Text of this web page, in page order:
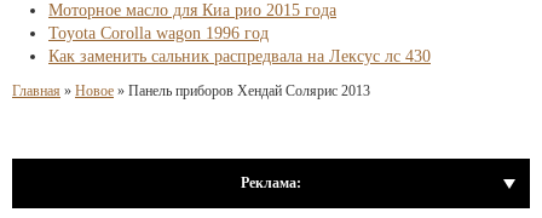
Моторное масло для Киа рио 2015 года
Toyota Corolla wagon 1996 год
Как заменить сальник распредвала на Лексус лс 430
Главная » Новое » Панель приборов Хендай Солярис 2013
Реклама: